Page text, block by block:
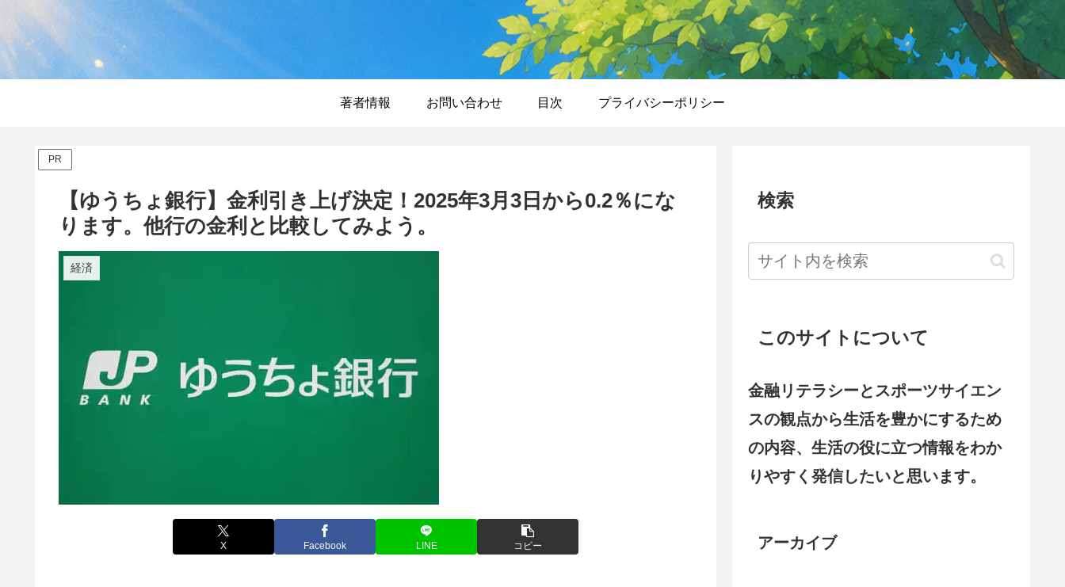
著者情報 お問い合わせ 目次 プライバシーポリシー
PR
【ゆうちょ銀行】金利引き上げ決定！2025年3月3日から0.2％にな
ります。他行の金利と比較してみよう。
経済
X Facebook LINE コピー
検索
このサイトについて
金融リテラシーとスポーツサイエン
スの観点から生活を豊かにするため
の内容、生活の役に立つ情報をわか
りやすく発信したいと思います。
アーカイブ